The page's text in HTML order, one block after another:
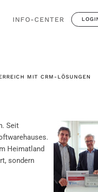
INFO-CENTER
MIT CRM-LÖSUNGEN
Seit
Heimatland
sondern